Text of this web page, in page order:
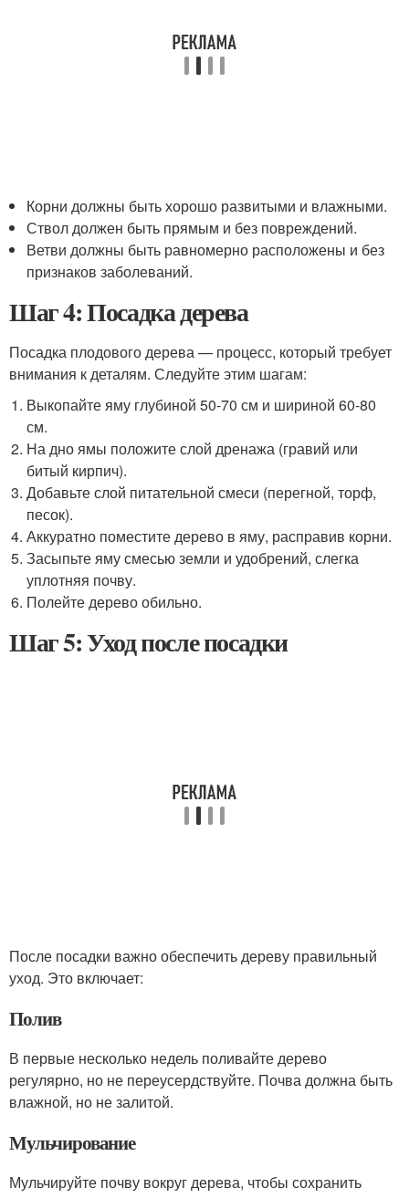
Корни должны быть хорошо развитыми и влажными.
Ствол должен быть прямым и без повреждений.
Ветви должны быть равномерно расположены и без
признаков заболеваний.
Шаг 4: Посадка дерева
Посадка плодового дерева — процесс, который требует
внимания к деталям. Следуйте этим шагам:
Выкопайте яму глубиной 50-70 см и шириной 60-80
см.
На дно ямы положите слой дренажа (гравий или
битый кирпич).
Добавьте слой питательной смеси (перегной, торф,
песок).
Аккуратно поместите дерево в яму, расправив корни.
Засыпьте яму смесью земли и удобрений, слегка
уплотняя почву.
Полейте дерево обильно.
Шаг 5: Уход после посадки
После посадки важно обеспечить дереву правильный
уход. Это включает:
Полив
В первые несколько недель поливайте дерево
регулярно, но не переусердствуйте. Почва должна быть
влажной, но не залитой.
Мульчирование
Мульчируйте почву вокруг дерева, чтобы сохранить